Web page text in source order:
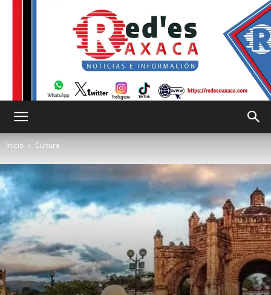
es
Oaxaca
Inicio Cultura